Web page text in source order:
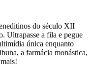
do século XII
Ultrapasse a fila e pegue
única enquanto
a farmácia monástica,